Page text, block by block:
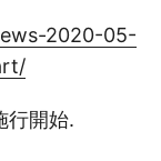
2020-05-
行開始.